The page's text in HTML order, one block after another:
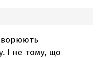
І не тому, що